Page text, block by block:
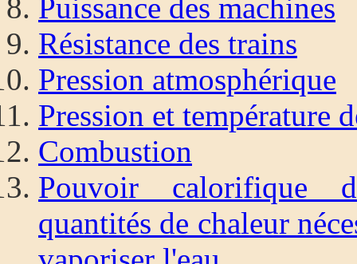
Puissance des machines
Résistance des trains
Pression atmosphérique
Pression et température
Combustion
Pouvoir calorifique
quantités de chaleur